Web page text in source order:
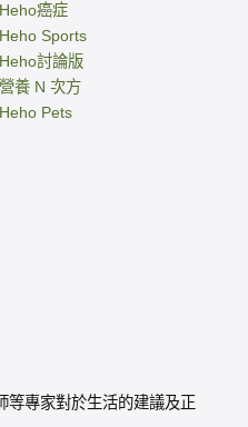
等專家對於生活的建議及正
Heho癌症
Heho Sports
Heho討論版
營養 N 次方
Heho Pets